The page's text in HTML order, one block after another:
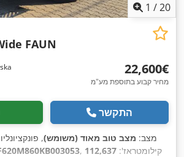
1 /20
FAUN
‏22,600 ‏€
מחיר קבוע בתוספת מע"מ
התקשר
מצב: מצב טוב מאוד (משומש),
, קילומטראז': 112,637